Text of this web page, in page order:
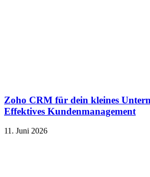
Zoho CRM für dein kleines
Effektives Kundenmanagement
11. Juni 2026